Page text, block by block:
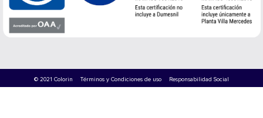
© 2021 Colorin Términos y Condiciones de uso Responsabilidad Social